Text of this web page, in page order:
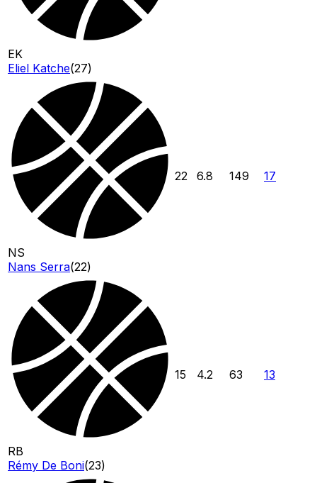
EK
Eliel Katche(27)
NS
Nans Serra(22)
22 6.8 149 17
RB
Rémy De Boni(23)
15 4.2 63 13